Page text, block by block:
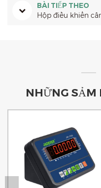
BÀI TIẾP THEO
Hộp điều khiển
NHỮNG SẢM